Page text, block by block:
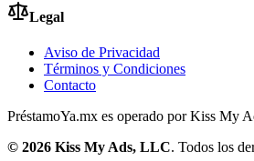
Legal
Aviso de Privacidad
Términos y Condiciones
Contacto
PréstamoYa.mx es operado por Kiss My
© 2026 Kiss My Ads, LLC. Todos los